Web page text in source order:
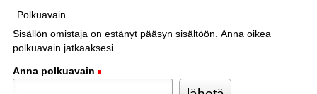
Polkuavain
Sisällön omistaja on estänyt pääsyn sisältöön. Anna oikea
polkuavain jatkaaksesi.
Anna polkuavain